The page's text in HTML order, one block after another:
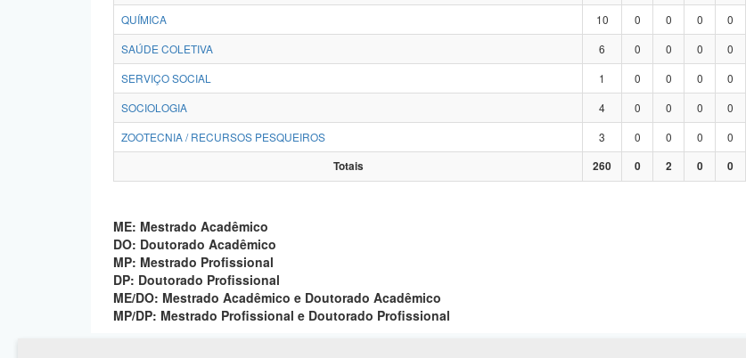
QUÍMICA
10 0 0 0 0
SAÚDE COLETIVA
6 0 0 0 0
SERVIÇO SOCIAL
1 0 0 0 0
SOCIOLOGIA
4 0 0 0 0
ZOOTECNIA / RECURSOS PESQUEIROS
3 0 0 0 0
Totais
260 0 2 0 0
ME: Mestrado Acadêmico
DO: Doutorado Acadêmico
MP: Mestrado Profissional
DP: Doutorado Profissional
ME/DO: Mestrado Acadêmico e Doutorado Acadêmico
MP/DP: Mestrado Profissional e Doutorado Profissional